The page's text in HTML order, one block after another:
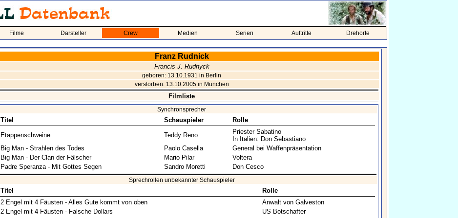
Filme Darsteller Crew Medien Serien Auftritte Drehorte
Franz Rudnick
Francis J. Rudnyck
geboren: 13.10.1931 in Berlin
verstorben: 13.10.2005 in München
Filmliste
Synchronsprecher
Titel Schauspieler Rolle
Etappenschweine Teddy Reno
Priester Sabatino
In Italien: Don Sebastiano
Big Man - Strahlen des Todes Paolo Casella
General bei Waffenpräsentation
Big Man - Der Clan der Fälscher Mario Pilar
Voltera
Padre Speranza - Mit Gottes Segen Sandro Moretti Don Cesco
Sprechrollen unbekannter Schauspieler
Titel
Rolle
2 Engel mit 4 Fäusten - Alles Gute kommt von oben
Anwalt von Galveston
2 Engel mit 4 Fäusten - Falsche Dollars US Botschafter